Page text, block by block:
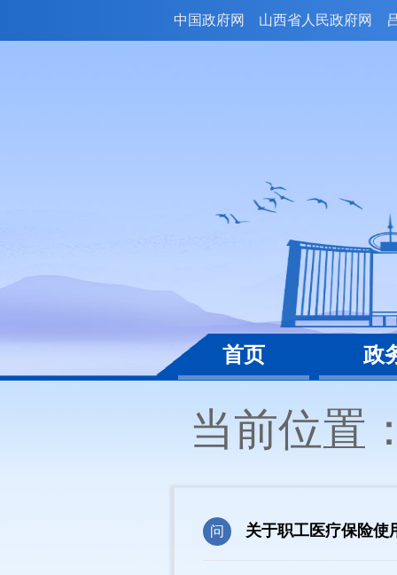
中国政府网 山西省人民政府网
首页 政
当前位置
问 关于职工医疗保险使